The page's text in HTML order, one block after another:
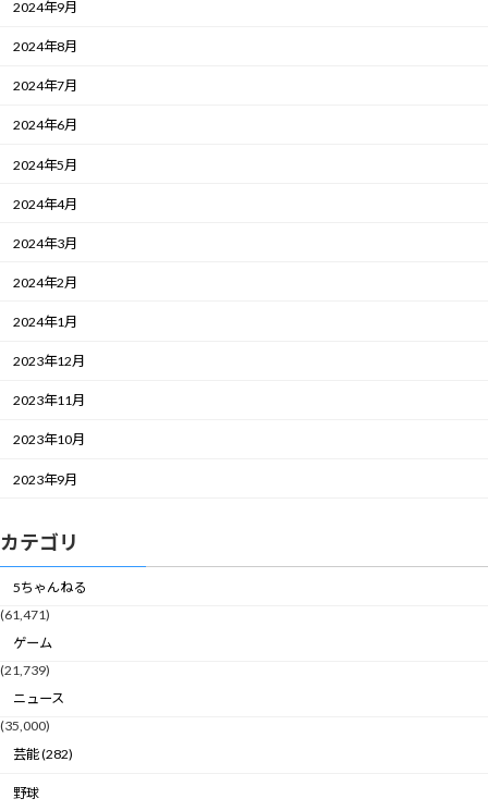
2024年9月
2024年8月
2024年7月
2024年6月
2024年5月
2024年4月
2024年3月
2024年2月
2024年1月
2023年12月
2023年11月
2023年10月
2023年9月
カテゴリ
5ちゃんねる
(61,471)
ゲーム
(21,739)
ニュース
(35,000)
芸能 (282)
野球